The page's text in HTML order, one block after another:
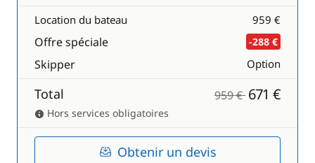
Location du bateau 959 €
Offre spéciale -288 €
Skipper Option
Total 959 € 671 €
Hors services obligatoires
Obtenir un devis